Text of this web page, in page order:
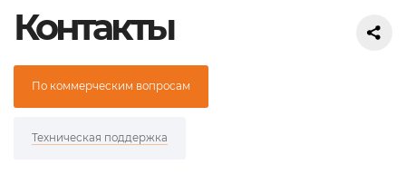
Контакты
По коммерческим вопросам
Техническая поддержка